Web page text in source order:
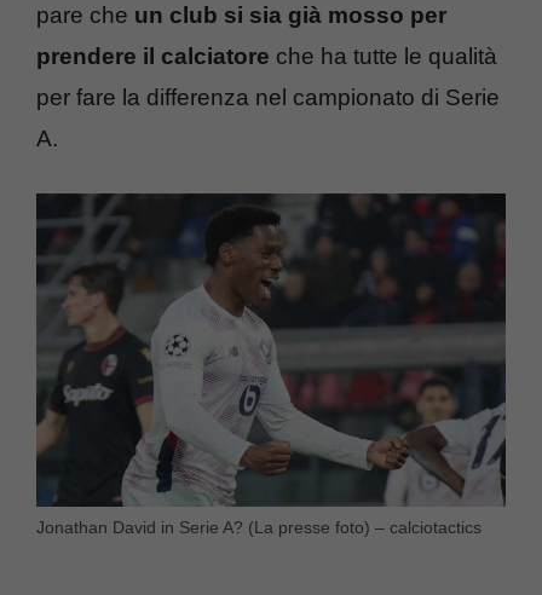
pare che un club si sia già mosso per
prendere il calciatore che ha tutte le qualità
per fare la differenza nel campionato di Serie
A.
Jonathan David in Serie A? (La presse foto) – calciotactics